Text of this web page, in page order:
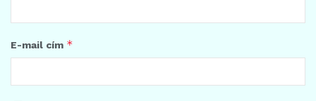
E-mail cím *